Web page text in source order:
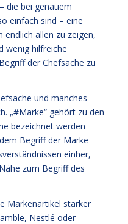
die bei genauem
einfach sind – eine
endlich allen zu zeigen,
wenig hilfreiche
der Chefsache zu
und manches
„#Marke“ gehört zu den
bezeichnet werden
Begriff der Marke
einher,
zum Begriff des
Markenartikel starker
Nestlé oder